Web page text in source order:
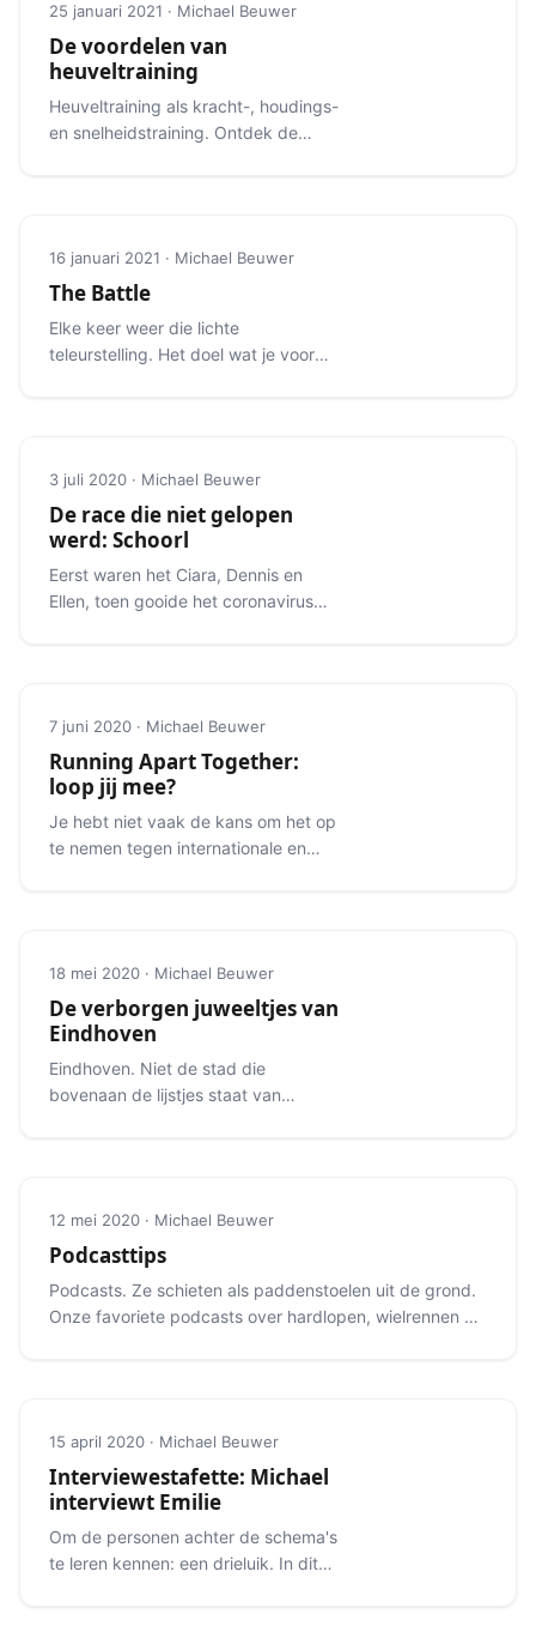
25 januari 2021 · Michael Beuwer
De voordelen van
heuveltraining
Heuveltraining als kracht-, houdings-
en snelheidstraining. Ontdek de
16 januari 2021 · Michael Beuwer
The Battle
Elke keer weer die lichte
teleurstelling. Het doel wat je voor
3 juli 2020 · Michael Beuwer
De race die niet gelopen
werd: Schoorl
Eerst waren het Ciara, Dennis en
Ellen, toen gooide het coronavirus
7 juni 2020 · Michael Beuwer
Running Apart Together:
loop jij mee?
Je hebt niet vaak de kans om het op
te nemen tegen internationale en
18 mei 2020 · Michael Beuwer
De verborgen juweeltjes van
Eindhoven
Eindhoven. Niet de stad die
bovenaan de lijstjes staat van
12 mei 2020 · Michael Beuwer
Podcasttips
Podcasts. Ze schieten als paddenstoelen uit de grond.
Onze favoriete podcasts over hardlopen, wielrennen en
15 april 2020 · Michael Beuwer
Interviewestafette: Michael
interviewt Emilie
Om de personen achter de schema's
te leren kennen: een drieluik. In dit